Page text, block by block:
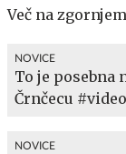
Več na
NOVICE
To je posebna
Črnčecu #video
NOVICE